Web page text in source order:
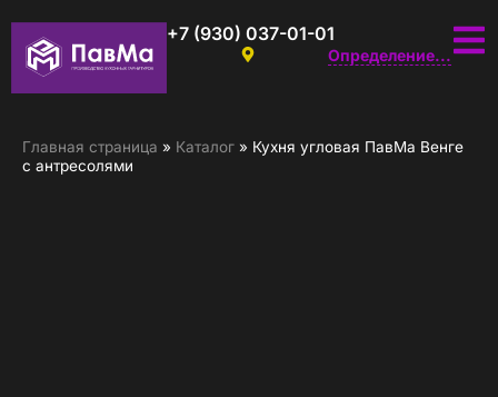
+7 (930) 037-01-01
Определение...
Главная страница » Каталог » Кухня угловая ПавМа Венге
с антресолями